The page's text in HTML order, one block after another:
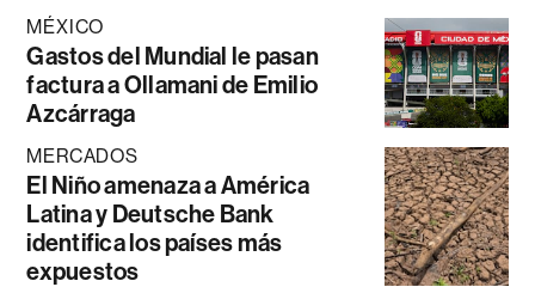
MÉXICO
Gastos del Mundial le pasan
factura a Ollamani de Emilio
Azcárraga
MERCADOS
El Niño amenaza a América
Latina y Deutsche Bank
identifica los países más
expuestos